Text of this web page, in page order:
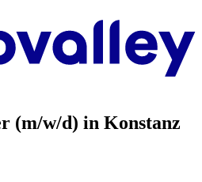
(m/w/d) in Konstanz